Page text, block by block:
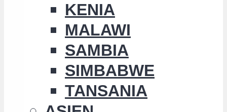
KENIA
MALAWI
SAMBIA
SIMBABWE
TANSANIA